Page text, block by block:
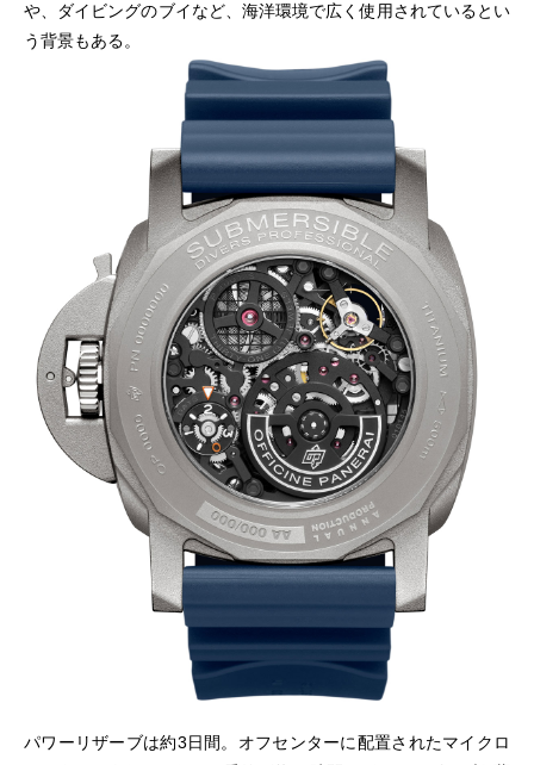
や、ダイビングのブイなど、海洋環境で広く使用されているとい
う背景もある。
パワーリザーブは約3日間。オフセンターに配置されたマイクロ